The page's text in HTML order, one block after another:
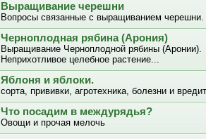
Выращивание черешни
Вопросы связанные с выращиванием черешни.
Черноплодная рябина (Арония)
Выращивание Черноплодной рябины (Аронии).
Неприхотливое целебное растение...
Яблоня и яблоки.
сорта, прививки, агротехника, болезни и
Что посадим в междурядья?
Овощи и прочая мелочь